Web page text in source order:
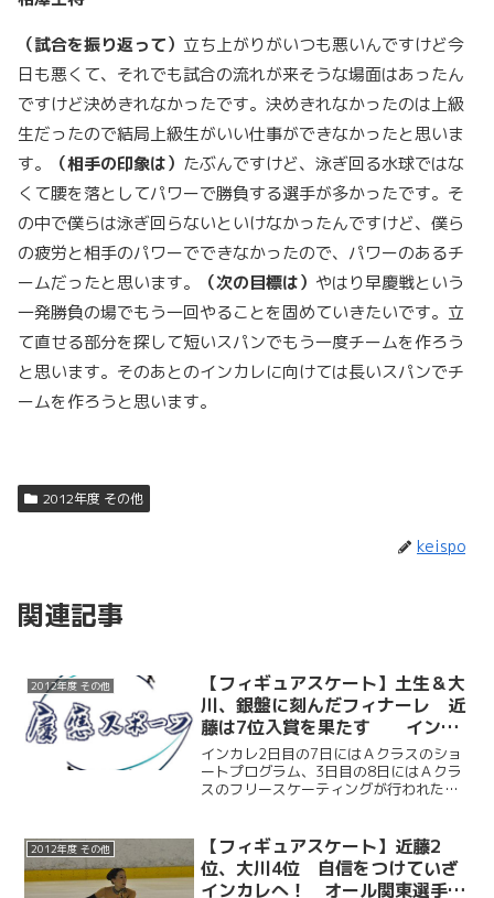
（試合を振り返って） 立ち上がりがいつも悪いんですけど今
日も悪くて、それでも試合の流れが来そうな場面はあったん
ですけど決めきれなかったです。決めきれなかったのは上級
生だったので結局上級生がいい仕事ができなかったと思いま
す。
（相手の印象は） たぶんですけど、泳ぎ回る水球ではな
くて腰を落としてパワーで勝負する選手が多かったです。そ
の中で僕らは泳ぎ回らないといけなかったんですけど、僕ら
の疲労と相手のパワーでできなかったので、パワーのあるチ
ームだったと思います。
（次の目標は） やはり早慶戦という
一発勝負の場でもう一回やることを固めていきたいです。立
て直せる部分を探して短いスパンでもう一度チームを作ろう
と思います。そのあとのインカレに向けては長いスパンでチ
ームを作ろうと思います。
2012年度 その他
keispo
関連記事
2012年度 その他
【フィギュアスケート】土生＆大
川、銀盤に刻んだフィナーレ 近
藤は7位入賞を果たす インカ
レ2・3日目
インカレ2日目の7日にはＡクラスのショ
ートプログラム、3日目の8日にはＡクラ
スのフリースケーティングが行われた。
ティングで7位、総合7位となり入賞を果
たした。そして...
2012年度 その他
【フィギュアスケート】近藤2
位、大川4位 自信をつけていざ
インカレへ！ オール関東選手権